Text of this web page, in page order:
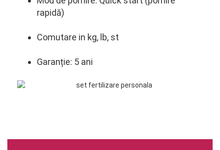
rapidă)
Comutare in kg, lb, st
Garanție: 5 ani